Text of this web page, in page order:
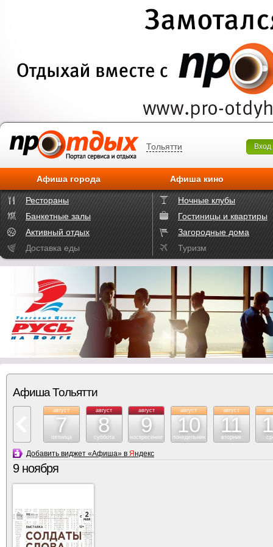
Тольятти Вход
Афиша города Афиша кино
Рестораны
Ночные клубы
Банкетные залы
Гостиницы и квартиры
Активный отдых
Загородные дома
Доставка еды
Туризм
Афиша Тольятти
август
7
пятница
август
8
суббота
август
9
воскресение
август
10
понедельник
август
11
вторник
Добавить виджет «Афиша» в Яндекс
9 ноября